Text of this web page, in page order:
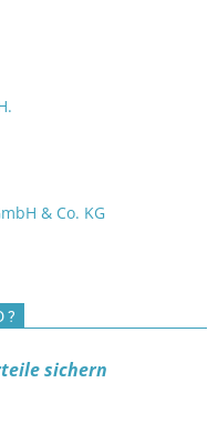
& Co. KG
?
sichern